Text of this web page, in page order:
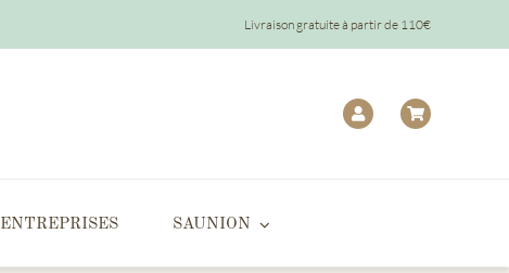
Livraison gratuite à partir de 110€
ENTREPRISES SAUNION